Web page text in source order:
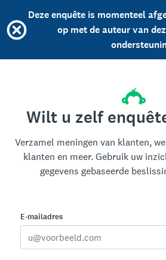
Deze enquête is momenteel
op met de auteur van
Wilt u zelf
Verzamel meningen van klanten,
klanten en meer. Gebruik uw
gegevens gebaseerde
E-mailadres